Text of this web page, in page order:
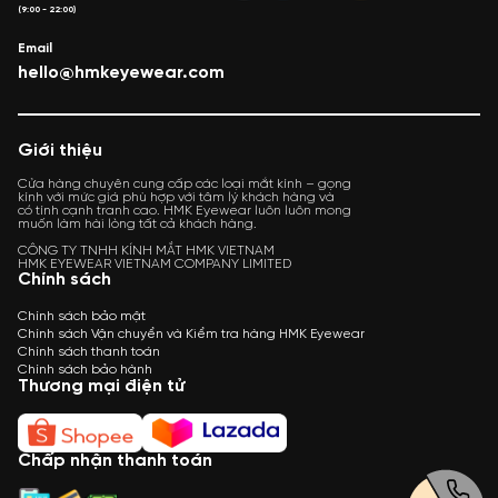
(9:00 - 22:00)
Email
hello@hmkeyewear.com
Giới thiệu
Cửa hàng chuyên cung cấp các loại mắt kính – gọng
kính với mức giá phù hợp với tâm lý khách hàng và
có tính cạnh tranh cao. HMK Eyewear luôn luôn mong
muốn làm hài lòng tất cả khách hàng.
CÔNG TY TNHH KÍNH MẮT HMK VIETNAM
HMK EYEWEAR VIETNAM COMPANY LIMITED
Chính sách
Chính sách bảo mật
Chính sách Vận chuyển và Kiểm tra hàng HMK Eyewear
Chính sách thanh toán
Chính sách bảo hành
Thương mại điện tử
Chấp nhận thanh toán